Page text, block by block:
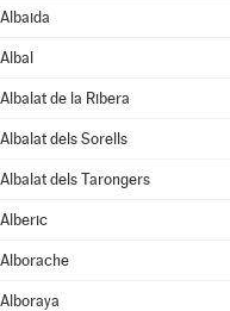
Albaida
Albal
Albalat de la Ribera
Albalat dels Sorells
Albalat dels Tarongers
Alberic
Alborache
Alboraya